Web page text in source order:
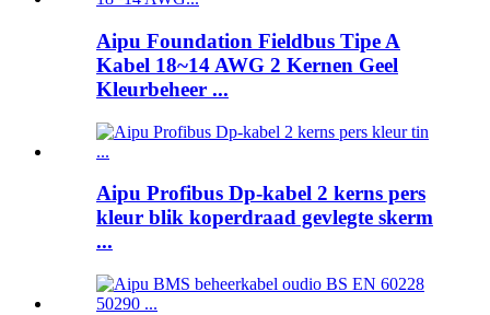
Aipu Foundation Fieldbus Tipe A
Kabel 18~14 AWG 2 Kernen Geel
Kleurbeheer ...
Aipu Profibus Dp-kabel 2 kerns pers
kleur blik koperdraad gevlegte skerm
...